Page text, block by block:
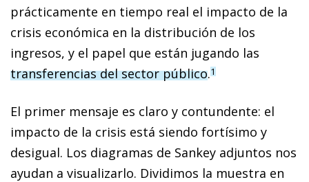
prácticamente en tiempo real el impacto de la
crisis económica en la distribución de los
ingresos, y el papel que están jugando las
transferencias del sector público.1
El primer mensaje es claro y contundente: el
impacto de la crisis está siendo fortísimo y
desigual. Los diagramas de Sankey adjuntos nos
ayudan a visualizarlo. Dividimos la muestra en